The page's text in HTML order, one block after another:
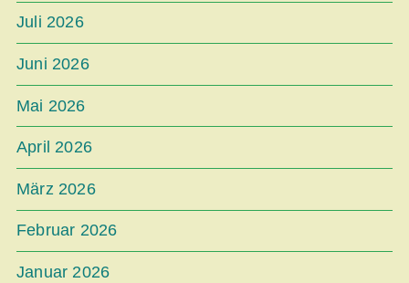
Juli 2026
Juni 2026
Mai 2026
April 2026
März 2026
Februar 2026
Januar 2026